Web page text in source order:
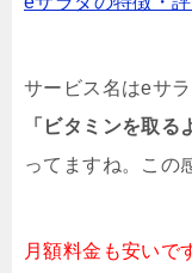
サービス名はeサ
「ビタミンを取る
ってますね。この
月額料金も安いで